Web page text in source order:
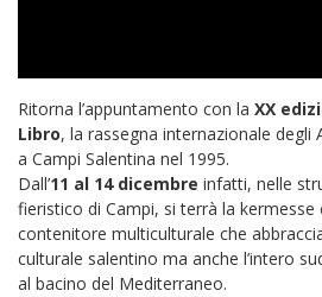
Ritorna l’appuntamento con la XX
Libro, la rassegna internazionale degli
a Campi Salentina nel 1995.
Dall’11 al 14 dicembre infatti, nelle
fieristico di Campi, si terrà la kermesse
contenitore multiculturale che
culturale salentino ma anche l’intero
al bacino del Mediterraneo.